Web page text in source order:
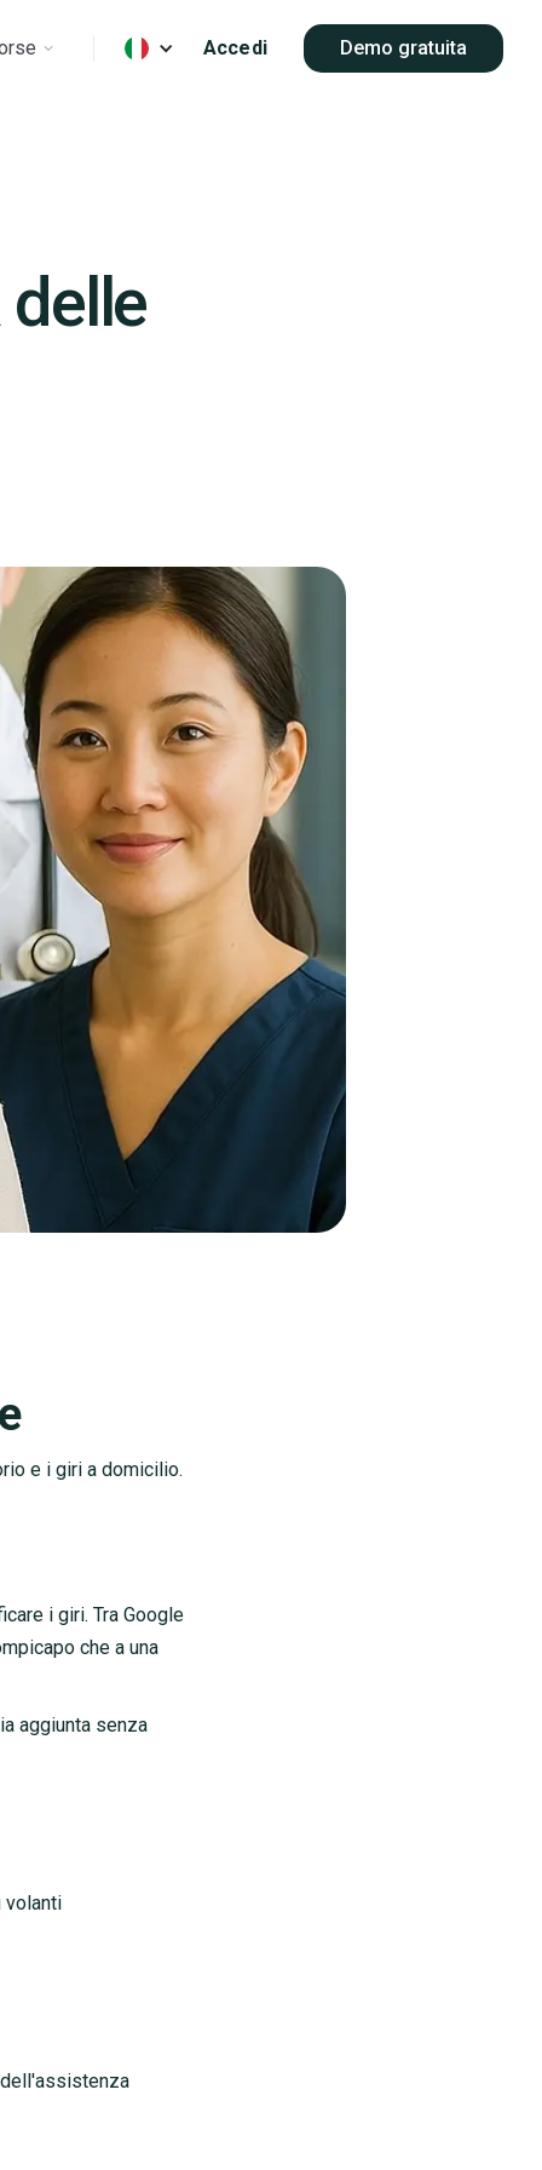
Accedi Demo gratuita
e i giri a domicilio.
i giri. Tra Google
che a una
aggiunta senza
volanti